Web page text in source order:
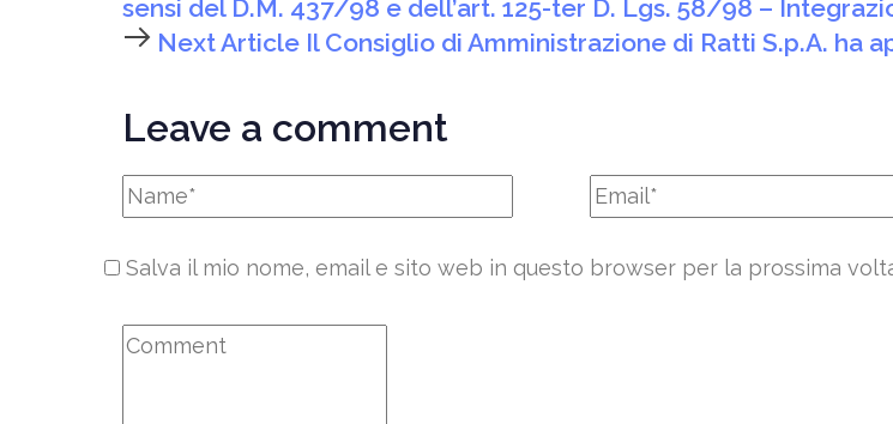
sensi del D.M. 437/98 e dell’art. 125-ter D. Lgs. 58/98 –
Next Article Il Consiglio di Amministrazione di Ratti S.p.A. ha
Leave a comment
Salva il mio nome, email e sito web in questo browser per la prossima